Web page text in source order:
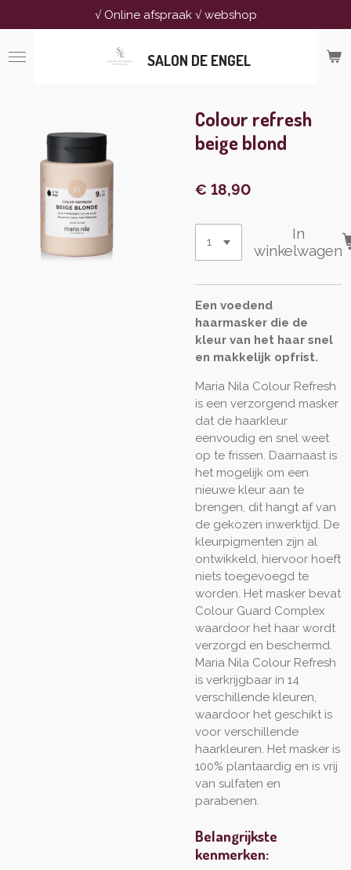
direct
naar
SALON DE ENGEL
√ Online afspraak √ webshop
Colour refresh
beige blond
€ 18,90
In
winkelwagen
Een voedend
haarmasker die de
kleur van het haar snel
en makkelijk opfrist.
Maria Nila Colour Refresh
is een verzorgend masker
dat de haarkleur
eenvoudig en snel weet
op te frissen. Daarnaast is
het mogelijk om een
nieuwe kleur aan te
brengen, dit hangt af van
de gekozen inwerktijd. De
kleurpigmenten zijn al
ontwikkeld, hiervoor hoeft
niets toegevoegd te
worden. Het masker bevat
Colour Guard Complex
waardoor het haar wordt
verzorgd en beschermd.
Maria Nila Colour Refresh
is verkrijgbaar in 14
verschillende kleuren,
waardoor het geschikt is
voor verschillende
haarkleuren. Het masker is
100% plantaardig en is vrij
van sulfaten en
parabenen.
Belangrijkste
kenmerken: